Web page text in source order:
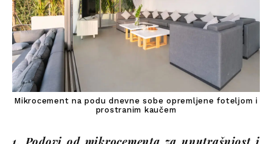
Mikrocement na podu dnevne sobe opremljene foteljom i
prostranim kaučem